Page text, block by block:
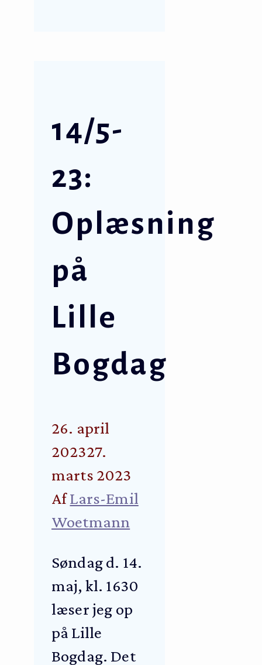
14/5-
23:
Oplæsning
på
Lille
Bogdag
26. april
202327.
marts 2023
AfLars-Emil
Woetmann
Søndag d. 14.
maj, kl. 1630
læser jeg op
på Lille
Bogdag. Det